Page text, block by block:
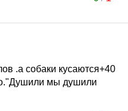
.а собаки кусаются+40
мы душили